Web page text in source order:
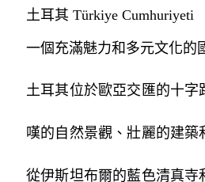
土耳其 Türkiye Cumhuriyeti
一個充滿魅力和多元文化的
土耳其位於歐亞交匯的十字
嘆的自然景觀、壯麗的建築
從伊斯坦布爾的藍色清真寺